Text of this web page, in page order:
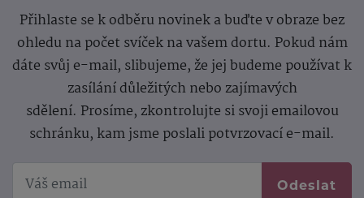
Přihlaste se k odběru novinek a buďte v obraze bez
ohledu na počet svíček na vašem dortu. Pokud nám
dáte svůj e-mail, slibujeme, že jej budeme používat k
zasílání důležitých nebo zajímavých
sdělení. Prosíme, zkontrolujte si svoji emailovou
schránku, kam jsme poslali potvrzovací e-mail.
Odeslat